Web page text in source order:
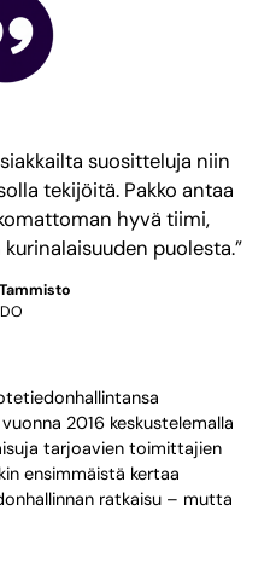
suositteluja niin
tekijöitä. Pakko antaa
hyvä tiimi,
puolesta.”
2016 keskustelemalla
tarjoavien toimittajien
ensimmäistä kertaa
ratkaisu – mutta